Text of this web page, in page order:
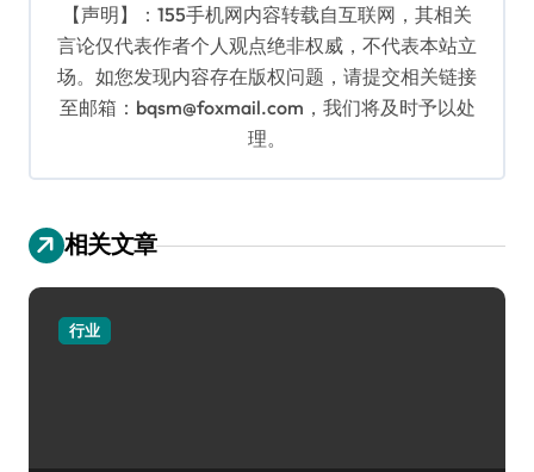
【声明】：155手机网内容转载自互联网，其相关
言论仅代表作者个人观点绝非权威，不代表本站立
场。如您发现内容存在版权问题，请提交相关链接
至邮箱：bqsm@foxmail.com，我们将及时予以处
理。
相关文章
行业